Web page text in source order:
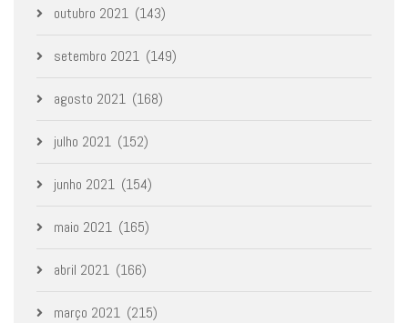
outubro 2021 (143)
setembro 2021 (149)
agosto 2021 (168)
julho 2021 (152)
junho 2021 (154)
maio 2021 (165)
abril 2021 (166)
março 2021 (215)